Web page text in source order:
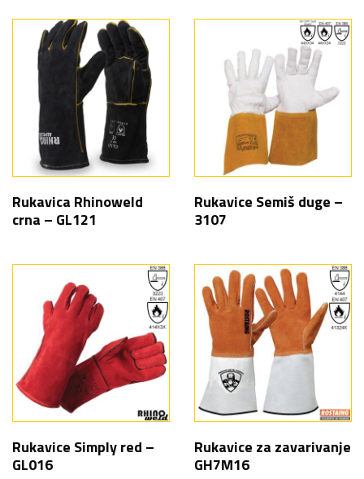
Rukavica Rhinoweld
crna – GL121
Rukavice Semiš duge –
3107
Rukavice Simply red –
GL016
Rukavice za zavarivanje
GH7M16